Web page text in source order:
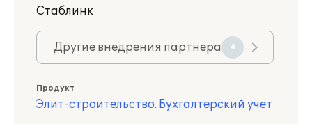
Стаблинк
Другие внедрения партнера 4
Продукт
Элит-строительство. Бухгалтерский учет